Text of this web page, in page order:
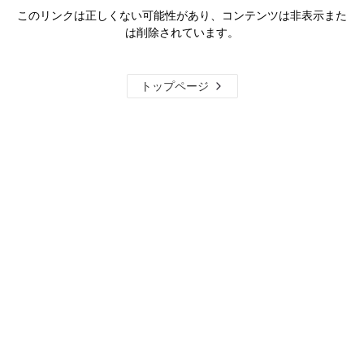
このリンクは正しくない可能性があり、コンテンツは非表示また
は削除されています。
トップページ